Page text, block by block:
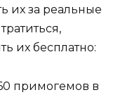
их за реальные
их бесплатно:
примогемов в